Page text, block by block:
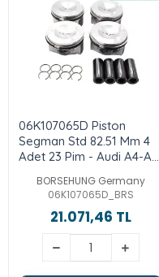
06K107065D Piston
Segman Std 82.51 Mm 4
Adet 23 Pim - Audi A4-A5-
CnceBORSEHUNG Germany
06K107065D_BRS
21.071,46 TL